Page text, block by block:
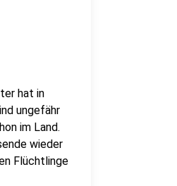
hat in
ungefähr
im Land.
wieder
Flüchtlinge